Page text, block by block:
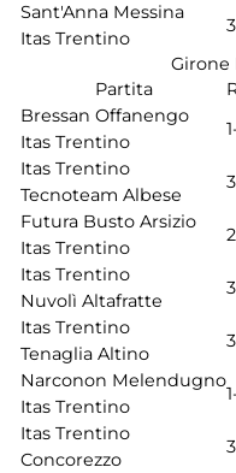
Sant'Anna Messina
Itas Trentino
Girone
Partita
Bressan Offanengo
Itas Trentino
Itas Trentino
Tecnoteam Albese
Futura Busto Arsizio
Itas Trentino
Itas Trentino
Nuvolì Altafratte
Itas Trentino
Tenaglia Altino
Narconon Melendugno
Itas Trentino
Itas Trentino
Concorezzo